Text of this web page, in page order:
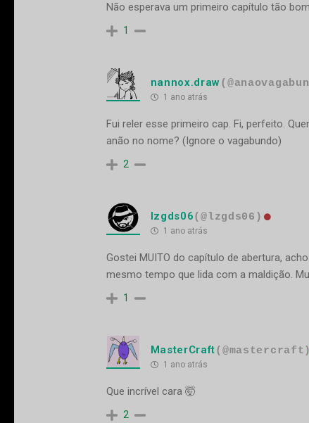
Não esperava um primeiro capítulo tão
1
nannox.draw
1 ano atrás
Fui reler esse primeiro cap. Fi, perfeito.
anão no nome? (Ignore o vagabundo)
2
lzgds06(@lzgds06)
1 ano atrás
Gostei MUITO do capítulo de abertura,
mesmo tempo que lida com a maldição.
1
MasterCraft(@mastercraft)
1 ano atrás
Que incrível cara 🤯
2